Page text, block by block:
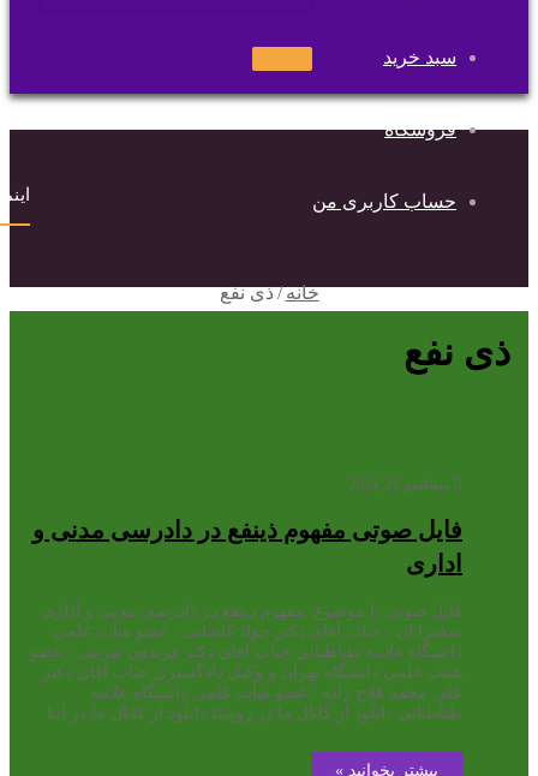
سبد خرید
فروشگاه
حساب کاربری من
جستجو
برای
خانه/ذی نفع
ذی نفع
سپتامبر 29, 2024
فایل صوتی مفهوم ذینفع در دادرسی مدنی و
اداری
فایل صوتی با موضوع: مفهوم ذینفع در دادرسی مدنی و اداری
سخنرانان : جناب آقای دکتر جواد کاشانی : عضو هیأت علمی
دانشگاه علامه طباطبائی جناب آقای دکتر فریدون نهرینی : عضو
هیئت علمی دانشگاه تهران و وکیل دادگستری جناب آقای دکتر
علی محمد فلاح زاده : عضو هیأت علمی دانشگاه علامه
طباطبائی دانلود از کانال ما در روبیکا دانلود از کانال ما در ایتا
بیشتر بخوانید »
اینماد